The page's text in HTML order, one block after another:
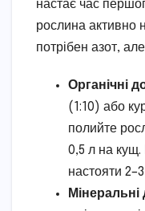
настає час
рослина активно
потрібен азот, але
Органічні
(1:10) або
полийте
0,5 л на
настояти 2–3